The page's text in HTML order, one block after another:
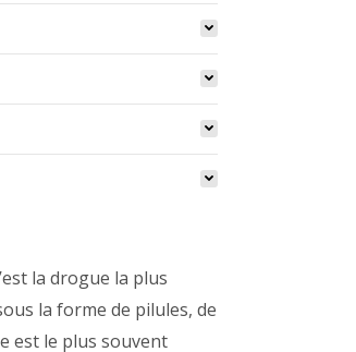
la drogue la plus
la forme de pilules, de
est le plus souvent